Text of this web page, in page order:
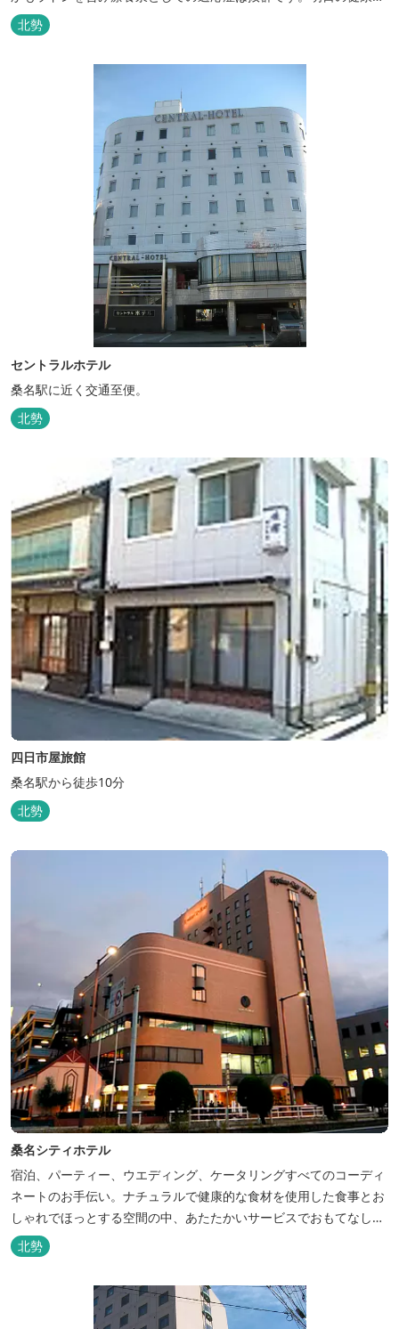
に、ご宿泊はもちろん日帰り入浴もお気軽にお立ち寄り下さい。 熱
気浴ラドンの泉も新たにオープン！ぜひご利用ください。
北勢
セントラルホテル
桑名駅に近く交通至便。
北勢
四日市屋旅館
桑名駅から徒歩10分
北勢
桑名シティホテル
宿泊、パーティー、ウエディング、ケータリングすべてのコーディ
ネートのお手伝い。ナチュラルで健康的な食材を使用した食事とお
しゃれでほっとする空間の中、あたたかいサービスでおもてなしい
たします。
北勢